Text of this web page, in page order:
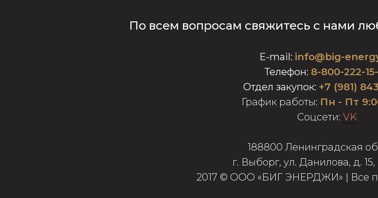
По всем вопросам свяжитесь с нами
E-mail: info@big-
Телефон: 8-800-222-
Отдел закупок: +7 (981)
График работы: Пн - Пт
Соцсети: VK
188800 Ленинградская
г. Выборг, ул. Данилова, д. 15,
2017 © ООО «БИГ ЭНЕРДЖИ» | Все